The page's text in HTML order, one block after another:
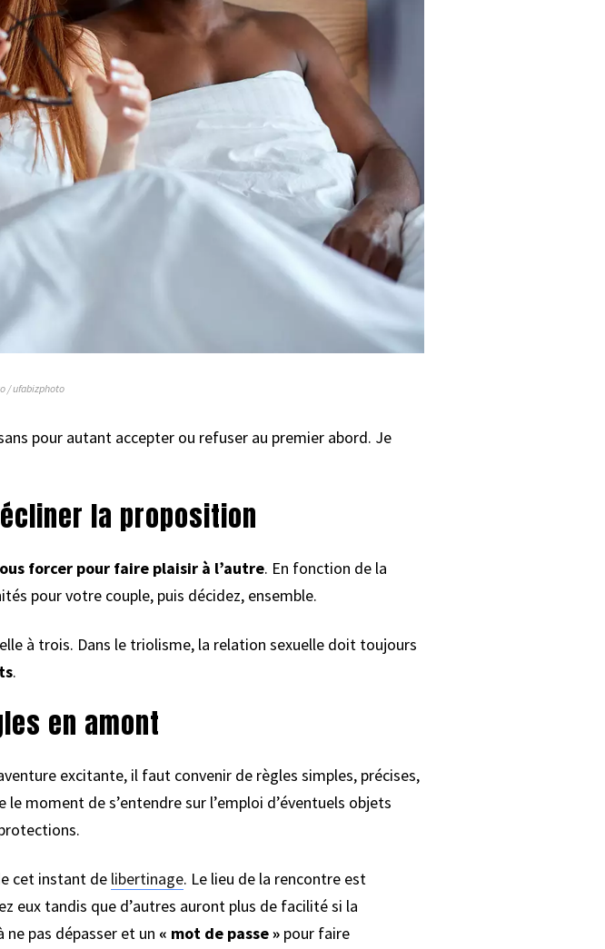
/ ufabizphoto
pour autant accepter ou refuser au premier abord. Je
la proposition
forcer pour faire plaisir à l’autre. En fonction de la
pour votre couple, puis décidez, ensemble.
à trois. Dans le triolisme, la relation sexuelle doit toujours
.
en amont
excitante, il faut convenir de règles simples, précises,
moment de s’entendre sur l’emploi d’éventuels objets
cet instant de libertinage. Le lieu de la rencontre est
eux tandis que d’autres auront plus de facilité si la
ne pas dépasser et un « mot de passe »pour faire